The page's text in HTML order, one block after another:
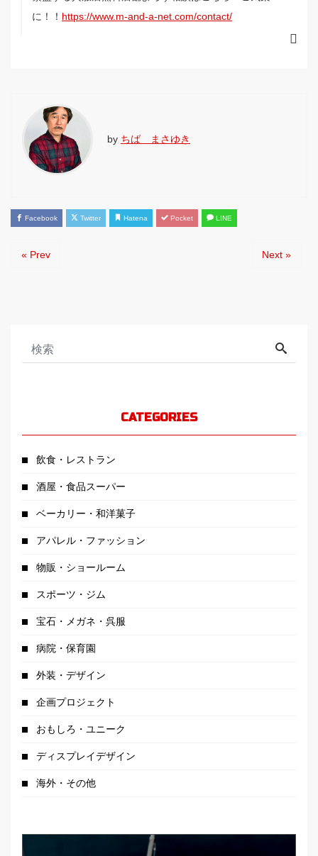
に！！ https://www.m-and-a-net.com/contact/
by ちば まさゆき
Facebook Twitter Hatena Pocket LINE
« Prev Next »
CATEGORIES
飲食・レストラン
酒屋・食品スーパー
ベーカリー・和洋菓子
アパレル・ファッション
物販・ショールーム
スポーツ・ジム
宝石・メガネ・呉服
病院・保育園
外装・デザイン
企画プロジェクト
おもしろ・ユニーク
ディスプレイデザイン
海外・その他